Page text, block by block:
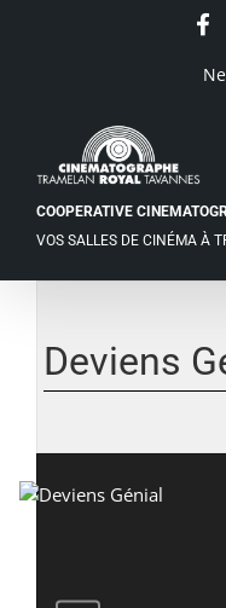
COOPERATIVE
VOS SALLES DE CINÉMA À
agrandie
Deviens